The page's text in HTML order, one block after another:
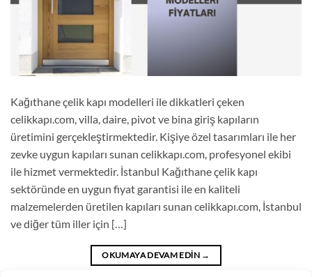
Kağıthane çelik kapı modelleri ile dikkatleri çeken
celikkapı.com, villa, daire, pivot ve bina giriş kapıların
üretimini gerçekleştirmektedir. Kişiye özel tasarımları ile her
zevke uygun kapıları sunan celikkapı.com, profesyonel ekibi
ile hizmet vermektedir. İstanbul Kağıthane çelik kapı
sektöründe en uygun fiyat garantisi ile en kaliteli
malzemelerden üretilen kapıları sunan celikkapı.com, İstanbul
ve diğer tüm iller için […]
OKUMAYA DEVAM EDIN →